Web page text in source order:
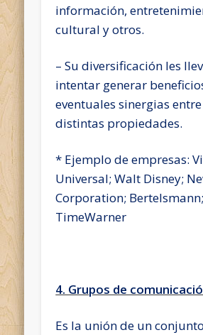
información,
cultural y otros.
– Su diversificación les
intentar generar
eventuales sinergias
distintas propiedades.
* Ejemplo de empresas:
Universal; Walt Disney;
Corporation; Bertelsmann;
TimeWarner
4. Grupos de
Es la unión de un